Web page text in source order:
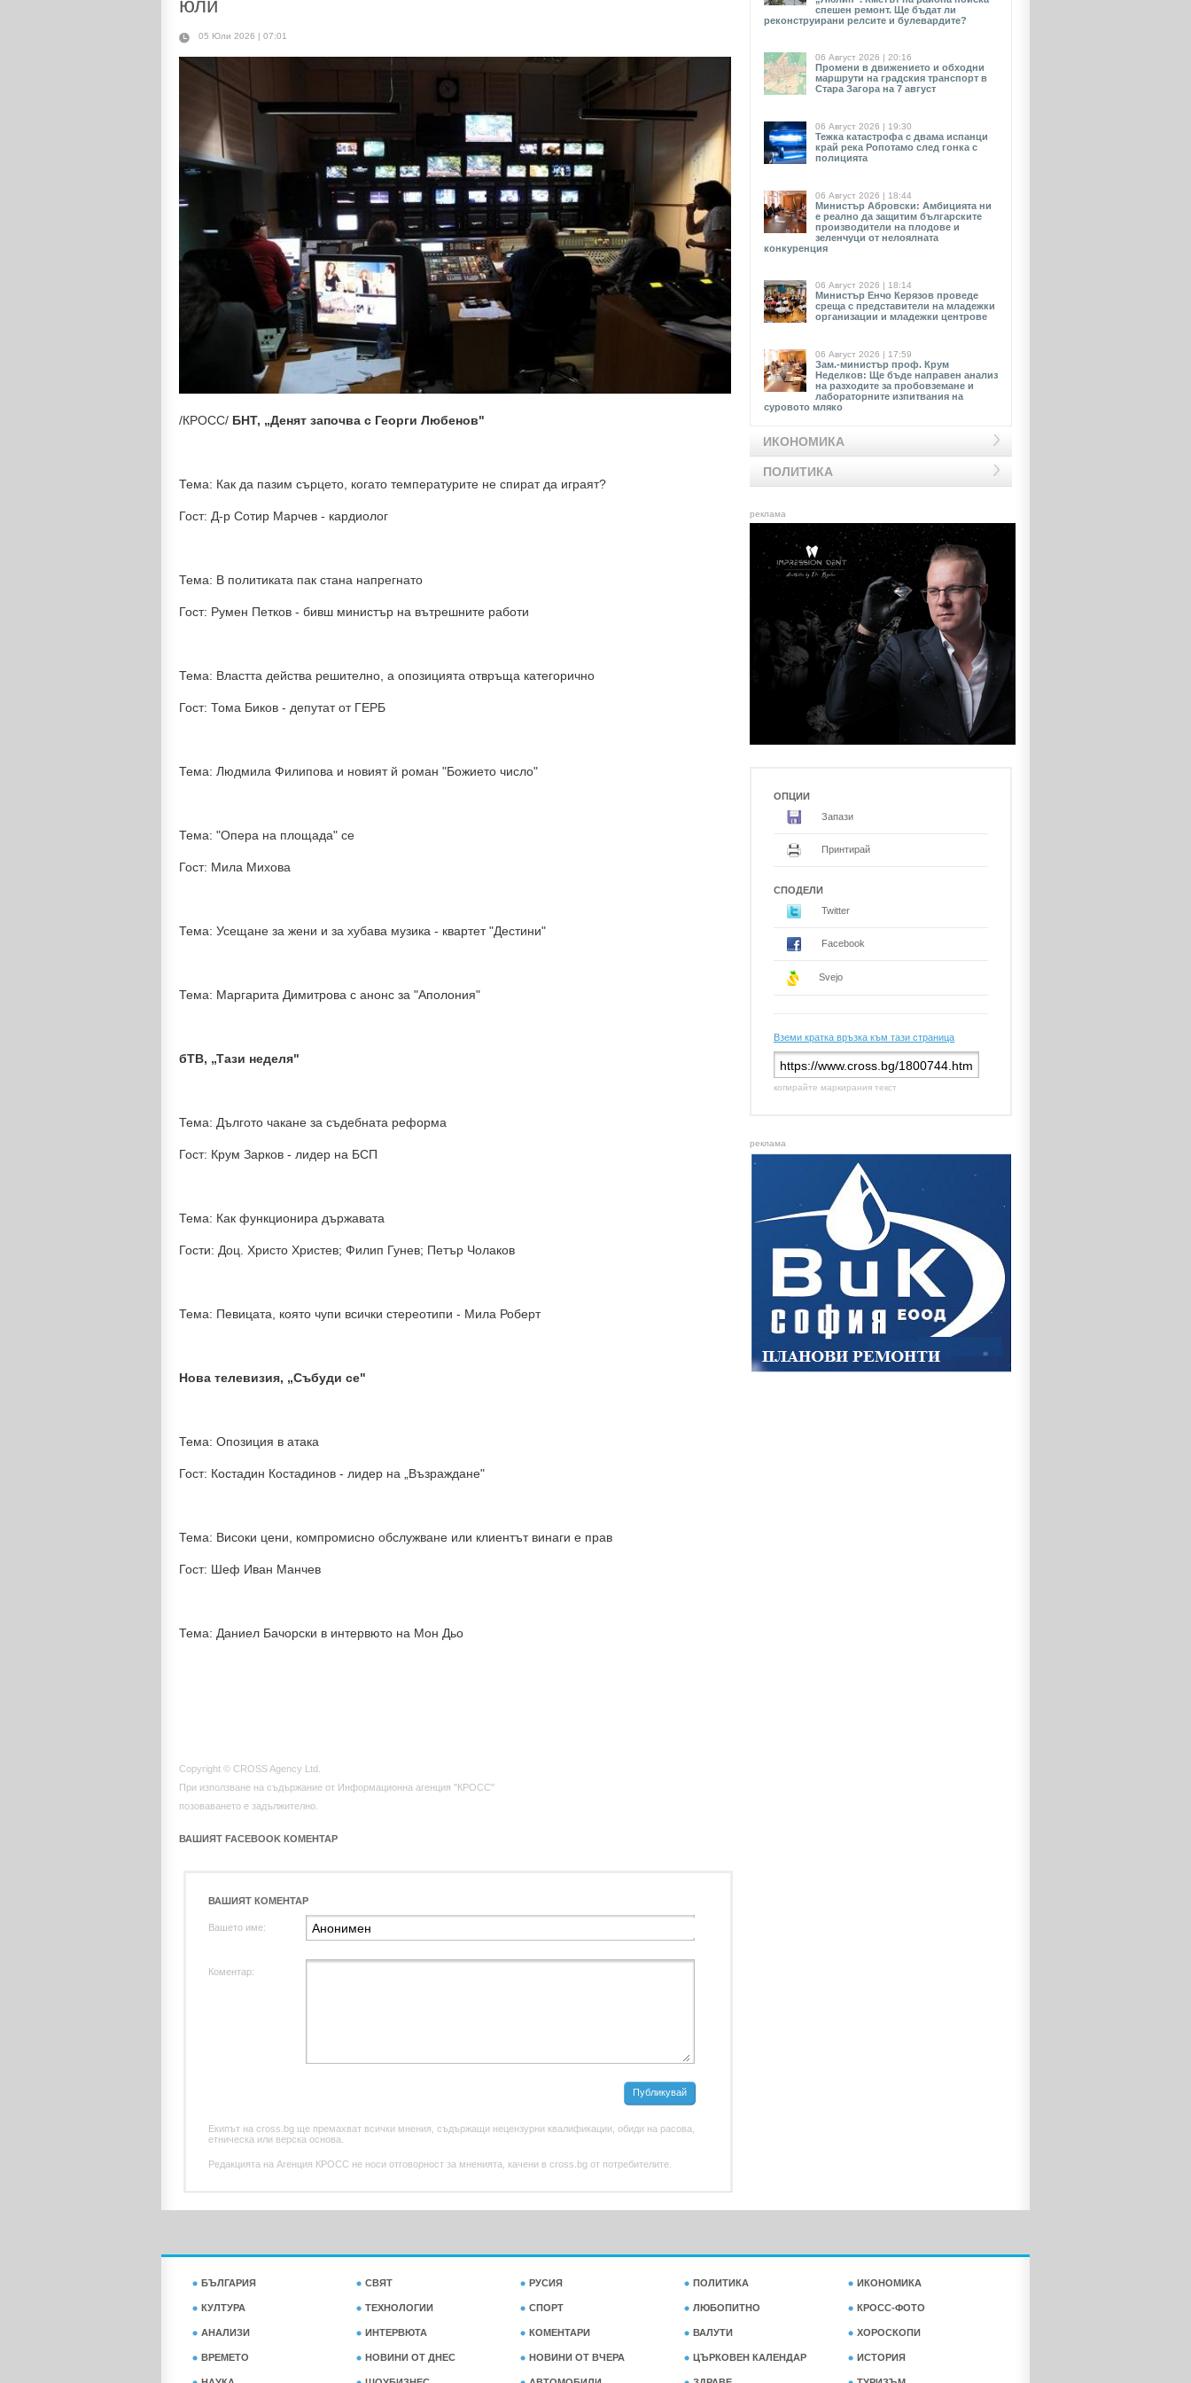
юли
05 Юли 2026 | 07:01
/КРОСС/ БНТ, „Денят започва с Георги Любенов"
Тема: Как да пазим сърцето, когато температурите не спират да играят?
Гост: Д-р Сотир Марчев - кардиолог
Тема: В политиката пак стана напрегнато
Гост: Румен Петков - бивш министър на вътрешните работи
Тема: Властта действа решително, а опозицията отвръща категорично
Гост: Тома Биков - депутат от ГЕРБ
Тема: Людмила Филипова и новият й роман "Божието число"
Тема: "Опера на площада" се
Гост: Мила Михова
Тема: Усещане за жени и за хубава музика - квартет "Дестини"
Тема: Маргарита Димитрова с анонс за "Аполония"
бТВ, „Тази неделя"
Тема: Дългото чакане за съдебната реформа
Гост: Крум Зарков - лидер на БСП
Тема: Как функционира държавата
Гости: Доц. Христо Христев; Филип Гунев; Петър Чолаков
Тема: Певицата, която чупи всички стереотипи - Мила Роберт
Нова телевизия, „Събуди се"
Тема: Опозиция в атака
Гост: Костадин Костадинов - лидер на „Възраждане"
Тема: Високи цени, компромисно обслужване или клиентът винаги е прав
Гост: Шеф Иван Манчев
Тема: Даниел Бачорски в интервюто на Мон Дьо
Copyright © CROSS Agency Ltd.
При използване на съдържание от Информационна агенция "КРОСС"
позоваването е задължително.
ВАШИЯТ FACEBOOK КОМЕНТАР
ВАШИЯТ КОМЕНТАР
Вашето име:
Коментар:
Публикувай
Екипът на cross.bg ще премахват всички мнения, съдържащи нецензурни квалификации, обиди на расова,
етническа или верска основа.
Редакцията на Агенция КРОСС не носи отговорност за мненията, качени в cross.bg от потребителите.
спешен ремонт. Ще бъдат ли
реконструирани релсите и булевардите?
06 Август 2026 | 20:16
Промени в движението и обходни
маршрути на градския транспорт в
Стара Загора на 7 август
06 Август 2026 | 19:30
Тежка катастрофа с двама испанци
край река Ропотамо след гонка с
полицията
06 Август 2026 | 18:44
Министър Абровски: Амбицията ни
е реално да защитим българските
производители на плодове и
зеленчуци от нелоялната
конкуренция
06 Август 2026 | 18:14
Министър Енчо Керязов проведе
среща с представители на младежки
организации и младежки центрове
06 Август 2026 | 17:59
Зам.-министър проф. Крум
Неделков: Ще бъде направен анализ
на разходите за пробовземане и
лабораторните изпитвания на
суровото мляко
ИКОНОМИКА
ПОЛИТИКА
реклама
ОПЦИИ
Запази
Принтирай
СПОДЕЛИ
Twitter
Facebook
Svejo
Вземи кратка връзка към тази страница
копирайте маркирания текст
реклама
БЪЛГАРИЯ СВЯТ РУСИЯ ПОЛИТИКА ИКОНОМИКА
КУЛТУРА ТЕХНОЛОГИИ СПОРТ ЛЮБОПИТНО КРОСС-ФОТО
АНАЛИЗИ ИНТЕРВЮТА КОМЕНТАРИ ВАЛУТИ ХОРОСКОПИ
ВРЕМЕТО НОВИНИ ОТ ДНЕС НОВИНИ ОТ ВЧЕРА ЦЪРКОВЕН КАЛЕНДАР ИСТОРИЯ